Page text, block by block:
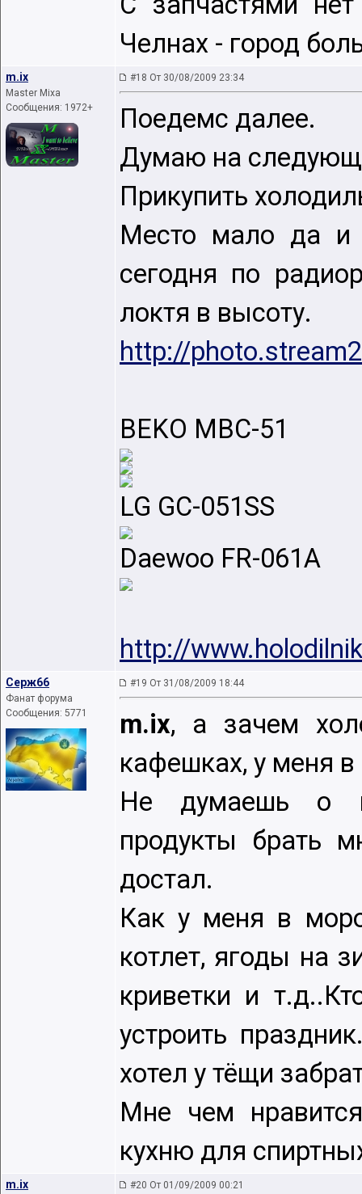
Челнах - город
m.ix
Master Mixa
Сообщения: 1972+
#18 От 30/08/2009 23:34
Поедемс далее.
Думаю на
Прикупить
Место мало да и
сегодня по
локтя в высоту.
http://
BEKO MBC-51
LG GC-051SS
Daewoo FR-061A
http://
Серж66
Фанат форума
Сообщения: 5771
#19 От 31/08/2009 18:44
m.ix, а зачем
кафешках, у меня
Не думаешь о
продукты брать
достал.
Как у меня в
котлет, ягоды на
криветки и
устроить
хотел у тёщи
Мне чем
кухню для
m.ix #20 От 01/09/2009 00:21